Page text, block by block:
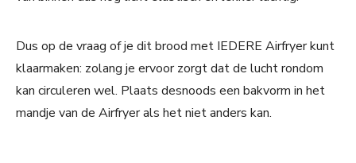
Dus op de vraag of je dit brood met IEDERE Airfryer kunt
klaarmaken: zolang je ervoor zorgt dat de lucht rondom
kan circuleren wel. Plaats desnoods een bakvorm in het
mandje van de Airfryer als het niet anders kan.